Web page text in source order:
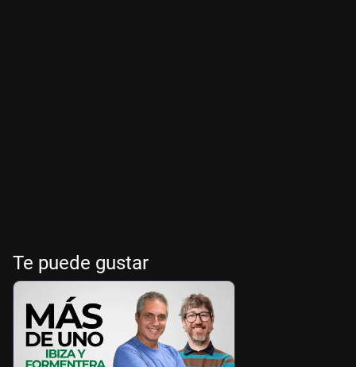
Te puede gustar